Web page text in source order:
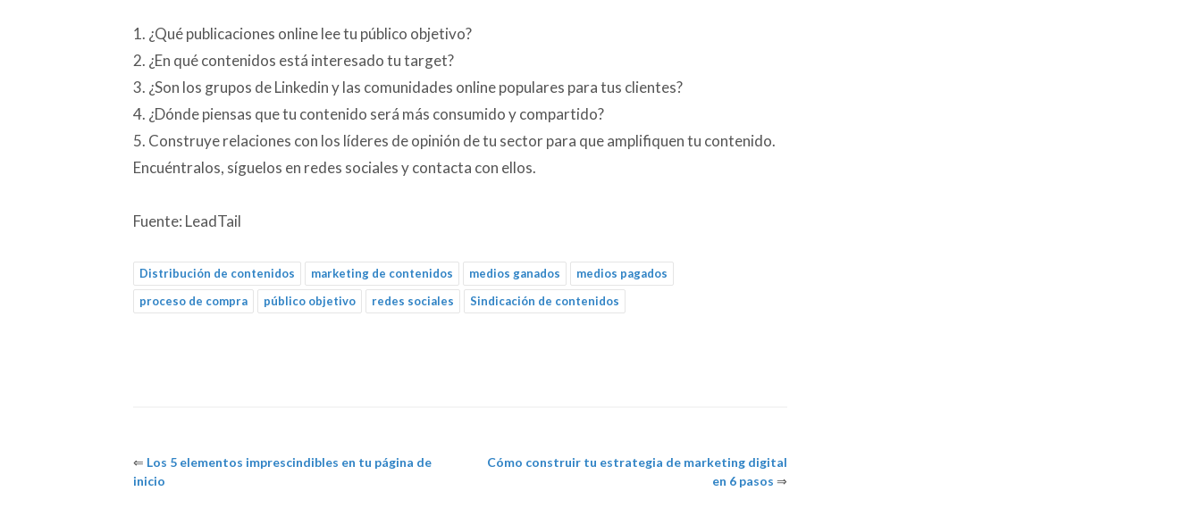
1. ¿Qué publicaciones online lee tu público objetivo?
2. ¿En qué contenidos está interesado tu target?
3. ¿Son los grupos de Linkedin y las comunidades online populares para tus clientes?
4. ¿Dónde piensas que tu contenido será más consumido y compartido?
5. Construye relaciones con los líderes de opinión de tu sector para que amplifiquen tu contenido.
Encuéntralos, síguelos en redes sociales y contacta con ellos.
Fuente: LeadTail
Distribución de contenidos marketing de contenidos medios ganados
medios pagados
proceso de compra
público objetivo redes sociales Sindicación de contenidos
⇐ Los 5 elementos imprescindibles en tu página de
inicio
Cómo construir tu estrategia de marketing digital
en 6 pasos ⇒